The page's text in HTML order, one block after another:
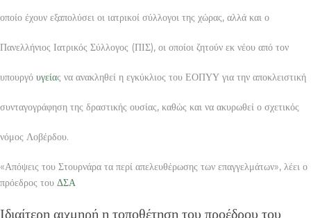
οποίο έχουν εξαπολύσει οι ιατρικοί σύλλογοι της χώρας, αλλά και ο
Πανελλήνιος Ιατρικός Σύλλογος (ΠΙΣ), οι οποίοι ζητούν εκ νέου από τον
υπουργό υγείας να ανακληθεί η εγκύκλιος του ΕΟΠΥΥ για την αποκλειστική
συνταγογράφηση της δραστικής ουσίας, καθώς και να ακυρωθεί ο σχετικός
νόμος Λοβέρδου.
«Απόψεις του Στουρνάρα τα περί απελευθέρωσης των επαγγελμάτων», λέει ο
πρόεδρος του ΔΣΑ
Ιδιαίτερη αιχμηρή η τοποθέτηση του προέδρου του